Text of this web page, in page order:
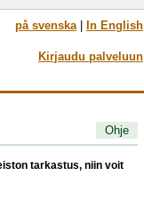
på svenska| In English
Kirjaudu palveluun
Ohje
tarkastus, niin voit